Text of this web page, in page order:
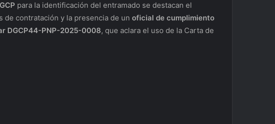
para la identificación del entramado se destacan el
de contratación y la presencia de un oficial de cumplimiento
DGCP44-PNP-2025-0008, que aclara el uso de la Carta de